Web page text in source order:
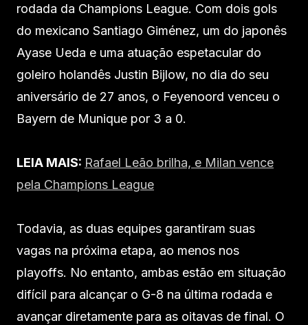
rodada da Champions League. Com dois gols
do mexicano Santiago Giménez, um do japonês
Ayase Ueda e uma atuação espetacular do
goleiro holandês Justin Bijlow, no dia do seu
aniversário de 27 anos, o Feyenoord venceu o
Bayern de Munique por 3 a 0.
LEIA MAIS: Rafael Leão brilha, e Milan vence
pela Champions League
Todavia, as duas equipes garantiram suas
vagas na próxima etapa, ao menos nos
playoffs. No entanto, ambas estão em situação
difícil para alcançar o G-8 na última rodada e
avançar diretamente para as oitavas de final. O